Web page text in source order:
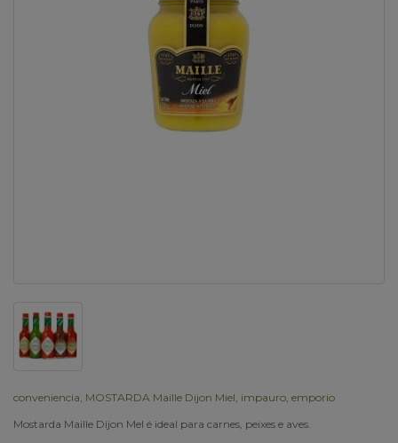
conveniencia MOSTARDA Maille Dijon Miel impauro emporio
Mostarda Maille Dijon Mel é ideal para carnes, peixes e aves.